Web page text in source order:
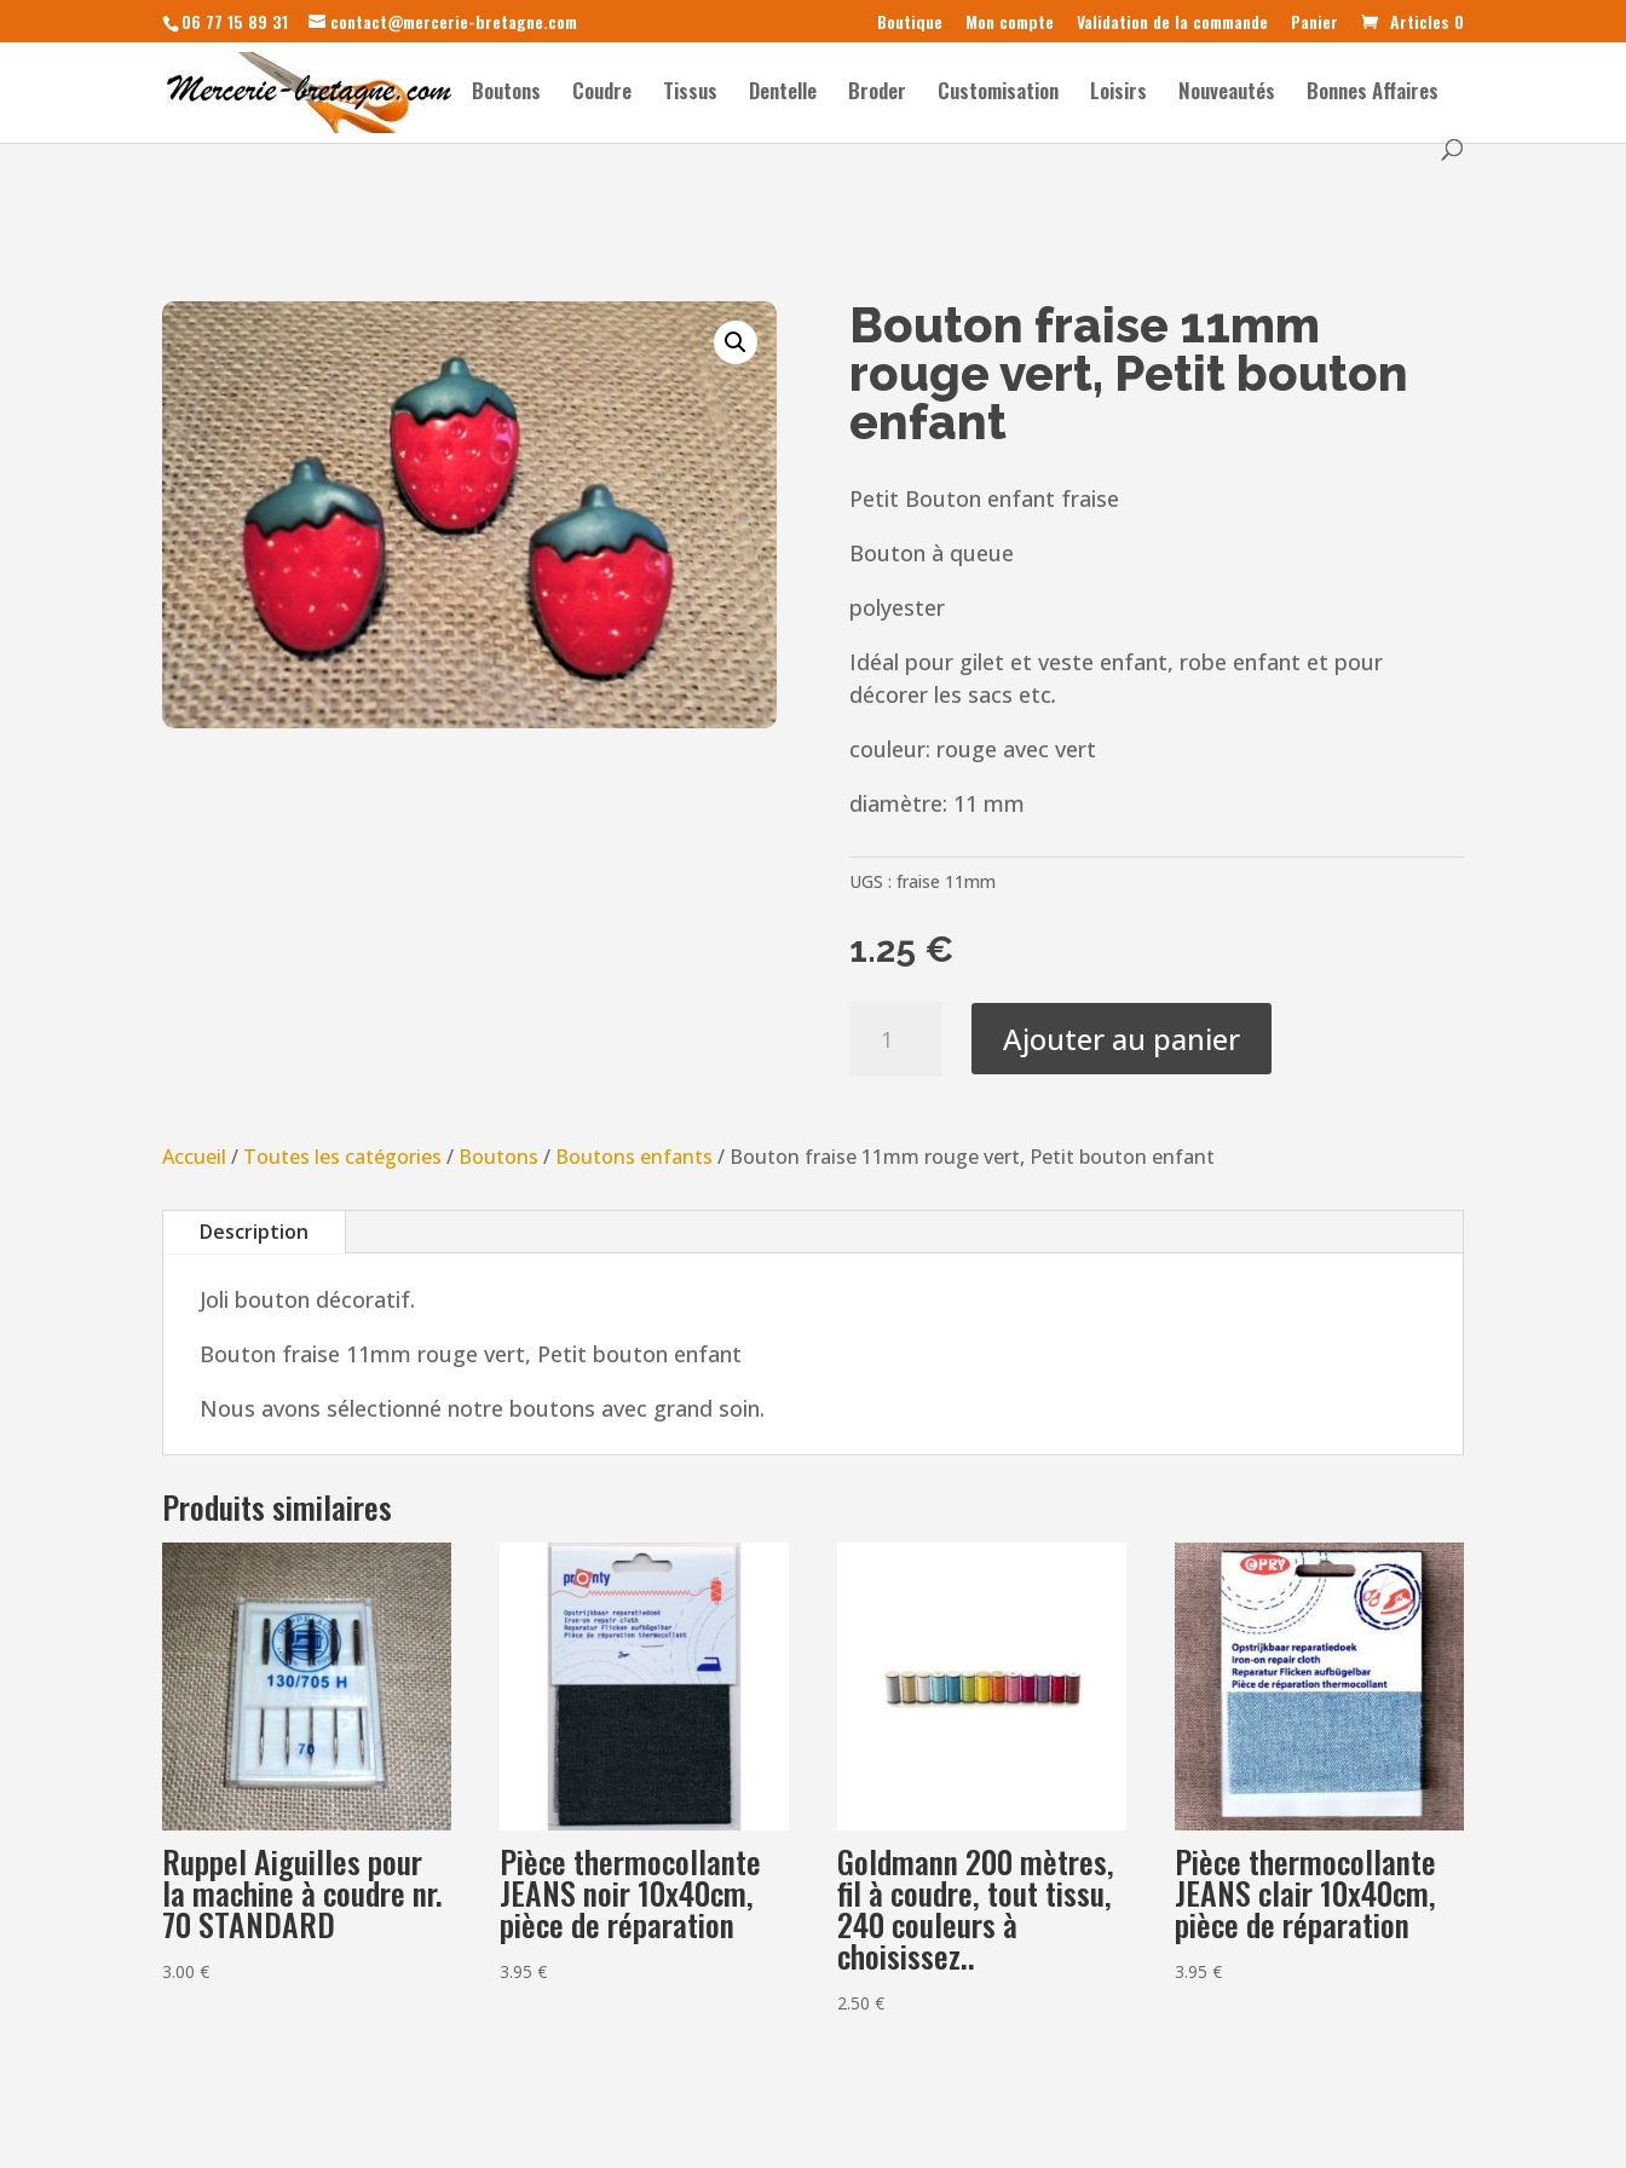
06 77 15 89 31 contact@mercerie-bretagne.com Boutique Mon compte Validation de la commande Panier Articles 0
Boutons Coudre Tissus Dentelle Broder Customisation Loisirs Nouveautés Bonnes Affaires
Bouton fraise 11mm
rouge vert, Petit bouton
enfant
Petit Bouton enfant fraise
Bouton à queue
polyester
Idéal pour gilet et veste enfant, robe enfant et pour
décorer les sacs etc.
couleur: rouge avec vert
diamètre: 11 mm
UGS : fraise 11mm
1.25 €
11mm
vert,
Ajouter au panier
Accueil / Toutes les catégories / Boutons / Boutons enfants / Bouton fraise 11mm rouge vert, Petit bouton enfant
Description
Joli bouton décoratif.
Bouton fraise 11mm rouge vert, Petit bouton enfant
Nous avons sélectionné notre boutons avec grand soin.
Produits similaires
Ruppel Aiguilles pour
la machine à coudre nr.
70 STANDARD
3.00€
Pièce thermocollante
JEANS noir 10x40cm,
pièce de réparation
3.95€
Goldmann 200 mètres,
fil à coudre, tout tissu,
240 couleurs à
choisissez..
2.50€
Pièce thermocollante
JEANS clair 10x40cm,
pièce de réparation
3.95€